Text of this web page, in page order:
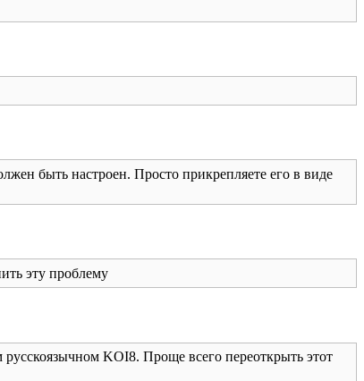
быть настроен. Просто прикрепляете его в виде
эту проблему
KOI8. Проще всего переоткрыть этот